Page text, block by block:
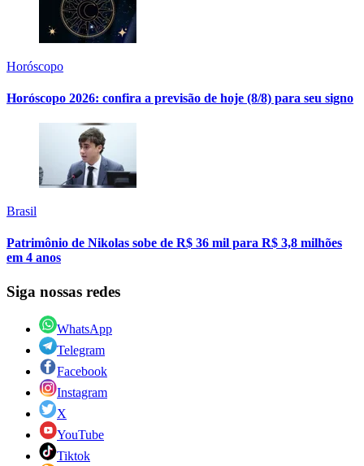
Horóscopo
Horóscopo 2026: confira a previsão de hoje (8/8) para seu signo
Brasil
Patrimônio de Nikolas sobe de R$ 36 mil para R$ 3,8 milhões
em 4 anos
Siga nossas redes
WhatsApp
Telegram
Facebook
Instagram
X
YouTube
Tiktok